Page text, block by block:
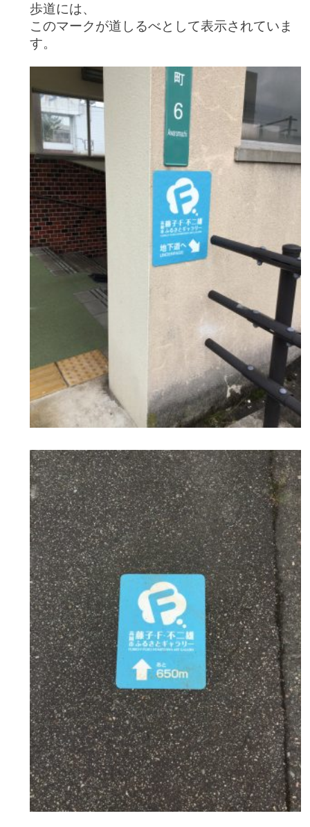
歩道には、
このマークが道しるべとして表示されていま
す。